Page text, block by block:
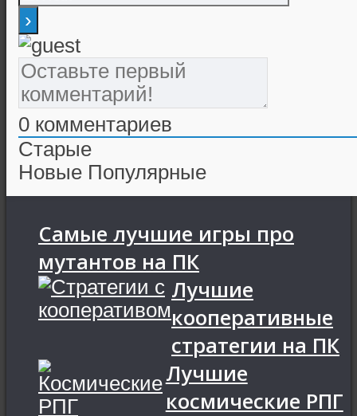
0 комментариев
Старые
Новые Популярные
Самые лучшие игры про
мутантов на ПК
Лучшие
кооперативные
стратегии на ПК
Лучшие
космические РПГ